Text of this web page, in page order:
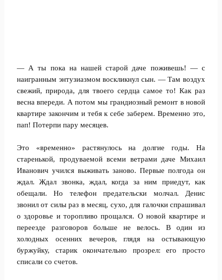
— А ты пока на нашей старой даче поживешь! — с
наигранным энтузиазмом воскликнул сын. — Там воздух
свежий, природа, для твоего сердца самое то! Как раз
весна впереди. А потом мы грандиозный ремонт в новой
квартире закончим и тебя к себе заберем. Временно это,
пап! Потерпи пару месяцев.
Это «временно» растянулось на долгие годы. На
старенькой, продуваемой всеми ветрами даче Михаил
Иванович учился выживать заново. Первые полгода он
ждал. Ждал звонка, ждал, когда за ним приедут, как
обещали. Но телефон предательски молчал. Денис
звонил от силы раз в месяц, сухо, для галочки спрашивал
о здоровье и торопливо прощался. О новой квартире и
переезде разговоров больше не велось. В один из
холодных осенних вечеров, глядя на остывающую
буржуйку, старик окончательно прозрел: его просто
списали со счетов.